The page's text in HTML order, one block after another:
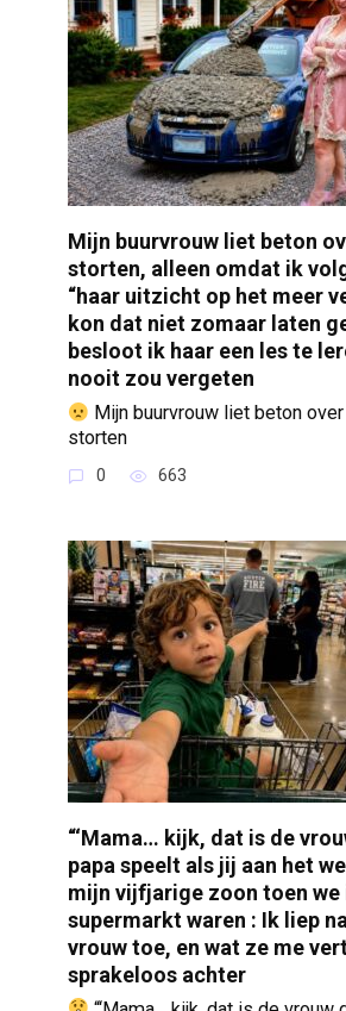
Mijn buurvrouw liet beton
storten, alleen omdat ik
“haar uitzicht op het meer
kon dat niet zomaar laten
besloot ik haar een les te
nooit zou vergeten
Mijn buurvrouw liet beton
storten
0 663
“‘Mama… kijk, dat is de
papa speelt als jij aan het
mijn vijfjarige zoon toen we
supermarkt waren : Ik liep
vrouw toe, en wat ze me
sprakeloos achter